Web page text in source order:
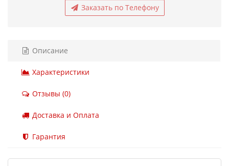
Заказать по Телефону
Описание
Характеристики
Отзывы (0)
Доставка и Оплата
Гарантия